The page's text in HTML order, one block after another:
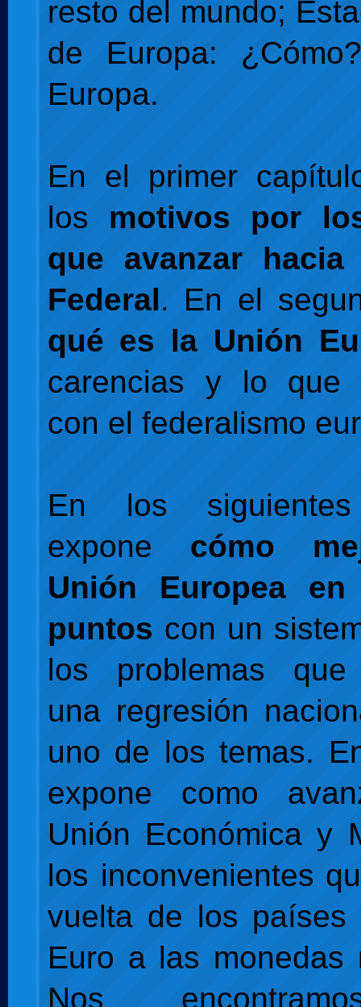
resto del mundo;
de Europa:
Europa.
En el primer
los motivos por
que avanzar
Federal. En el
qué es la Unión
carencias y lo que
con el federalismo
En los
expone cómo
Unión Europea en
puntos con un
los problemas que
una regresión
uno de los temas.
expone como
Unión Económica y
los inconvenientes
vuelta de los
Euro a las monedas
Nos